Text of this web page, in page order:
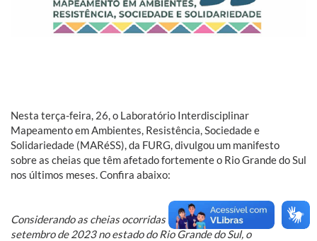
Nesta terça-feira, 26, o Laboratório Interdisciplinar
Mapeamento em Ambientes, Resistência, Sociedade e
Solidariedade (MARéSS), da FURG, divulgou um manifesto
sobre as cheias que têm afetado fortemente o Rio Grande do Sul
nos últimos meses. Confira abaixo:
Considerando as cheias ocorridas nos meses de junho a
setembro de 2023 no estado do Rio Grande do Sul, o